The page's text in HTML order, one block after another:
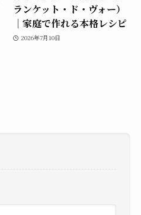
ランケット・ド・ヴォー）
｜家庭で作れる本格レシピ
2026年7月10日